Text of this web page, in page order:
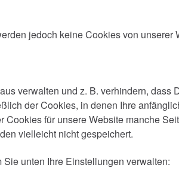
jedoch keine Cookies von unserer
verwalten und z. B. verhindern, dass
der Cookies, in denen Ihre
für unsere Website manche
vielleicht nicht gespeichert.
unten Ihre Einstellungen verwalten: